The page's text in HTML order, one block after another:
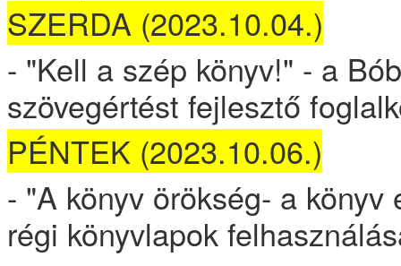
SZERDA (2023.10.04.)
- "Kell a szép könyv!" - a
szövegértést fejlesztő
PÉNTEK (2023.10.06.)
- "A könyv örökség- a
régi könyvlapok